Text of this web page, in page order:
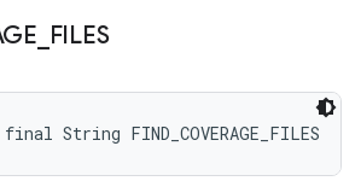
FILES
String FIND_COVERAGE_FILES